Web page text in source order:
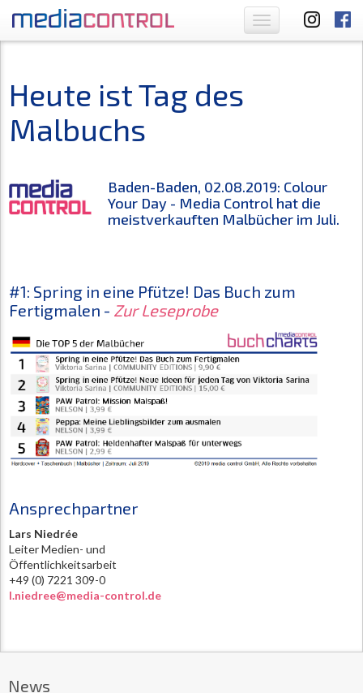
Toggle
navigation
Heute ist Tag des
Malbuchs
Baden-Baden, 02.08.2019: Colour
Your Day - Media Control hat die
meistverkauften Malbücher im Juli.
#1: Spring in eine Pfütze! Das Buch zum
Fertigmalen - Zur Leseprobe
Ansprechpartner
Lars Niedrée
Leiter Medien- und
Öffentlichkeitsarbeit
+49 (0) 7221 309-0
l.niedree@media-control.de
News